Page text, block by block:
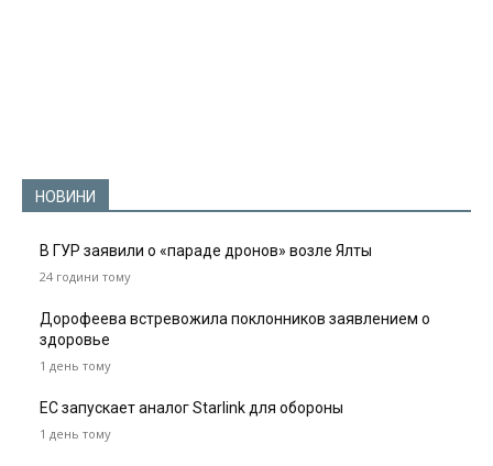
НОВИНИ
В ГУР заявили о «параде дронов» возле Ялты
24 години тому
Дорофеева встревожила поклонников заявлением о
здоровье
1 день тому
ЕС запускает аналог Starlink для обороны
1 день тому